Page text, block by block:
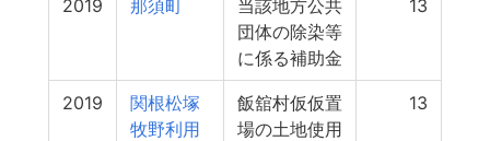
2019 那須町
当該地方公共
団体の除染等
に係る補助金
13
2019
関根松塚
牧野利用
飯舘村仮仮置
場の土地使用
13